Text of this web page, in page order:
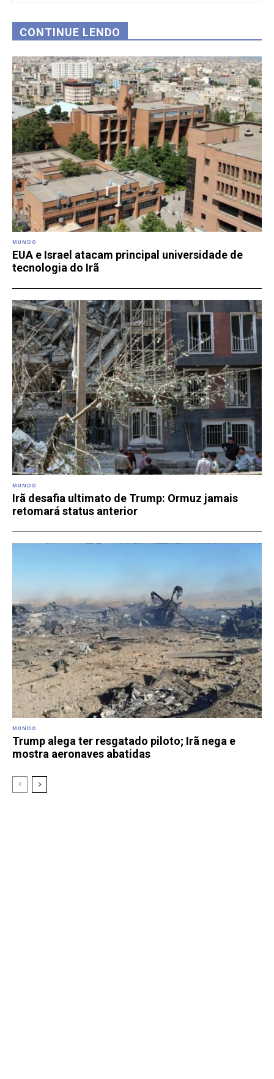
CONTINUE LENDO
MUNDO
EUA e Israel atacam principal universidade de
tecnologia do Irã
MUNDO
Irã desafia ultimato de Trump: Ormuz jamais
retomará status anterior
MUNDO
Trump alega ter resgatado piloto; Irã nega e
mostra aeronaves abatidas